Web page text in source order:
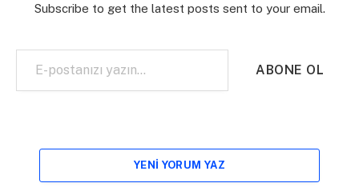
Subscribe to get the latest posts sent to your email.
E-postanızı yazın…
ABONE OL
YENI YORUM YAZ